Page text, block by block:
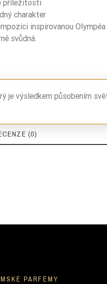
příležitosti
charakter
inspirovanou
svůdná.
je výsledkem působením
(0)
PARFÉMY